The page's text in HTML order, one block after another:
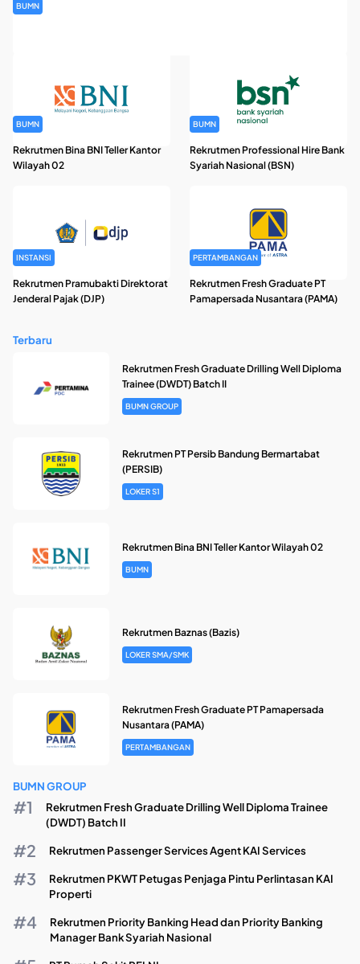
BUMN
BUMN
Rekrutmen Bina BNI Teller Kantor
Wilayah 02
BUMN
Rekrutmen Professional Hire Bank
Syariah Nasional (BSN)
INSTANSI
Rekrutmen Pramubakti Direktorat
Jenderal Pajak (DJP)
PERTAMBANGAN
Rekrutmen Fresh Graduate PT
Pamapersada Nusantara (PAMA)
Terbaru
Rekrutmen Fresh Graduate Drilling Well Diploma
Trainee (DWDT) Batch II
BUMN GROUP
Rekrutmen PT Persib Bandung Bermartabat
(PERSIB)
LOKER S1
Rekrutmen Bina BNI Teller Kantor Wilayah 02
BUMN
Rekrutmen Baznas (Bazis)
LOKER SMA/SMK
Rekrutmen Fresh Graduate PT Pamapersada
Nusantara (PAMA)
PERTAMBANGAN
BUMN GROUP
Rekrutmen Fresh Graduate Drilling Well Diploma Trainee
(DWDT) Batch II
Rekrutmen Passenger Services Agent KAI Services
Rekrutmen PKWT Petugas Penjaga Pintu Perlintasan KAI
Properti
Rekrutmen Priority Banking Head dan Priority Banking
Manager Bank Syariah Nasional